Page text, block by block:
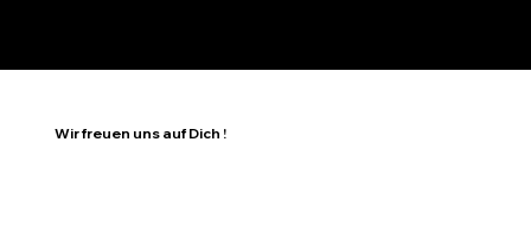
Wir freuen uns auf Dich !